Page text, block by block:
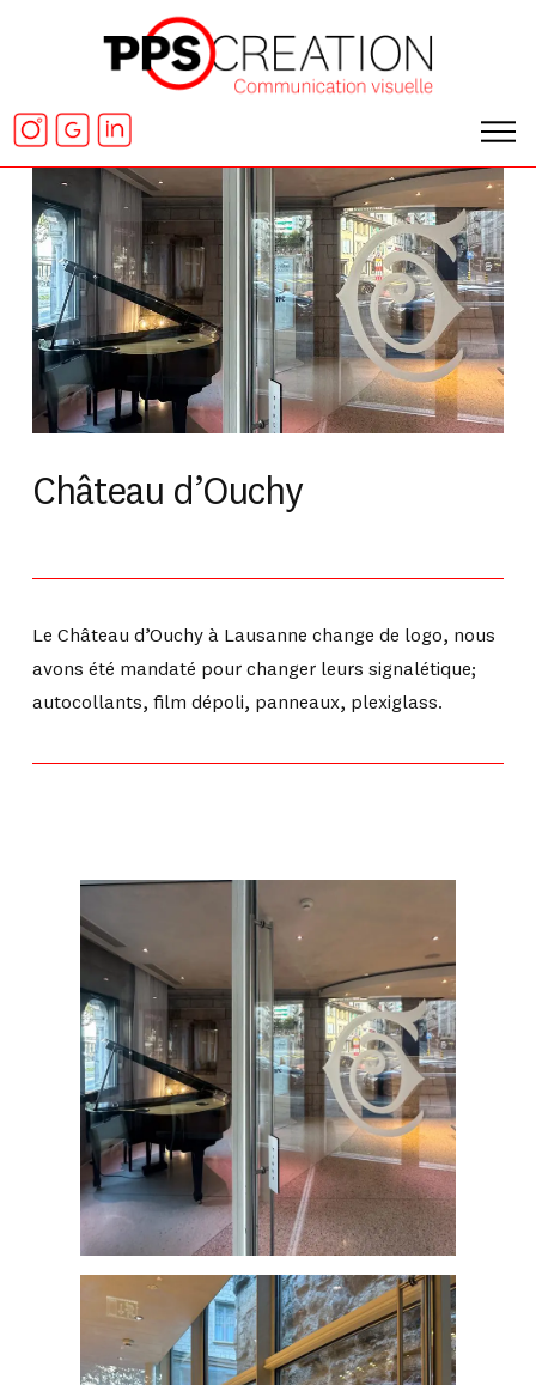
Château d’Ouchy
Le Château d’Ouchy à Lausanne change de logo, nous
avons été mandaté pour changer leurs signalétique;
autocollants, film dépoli, panneaux, plexiglass.